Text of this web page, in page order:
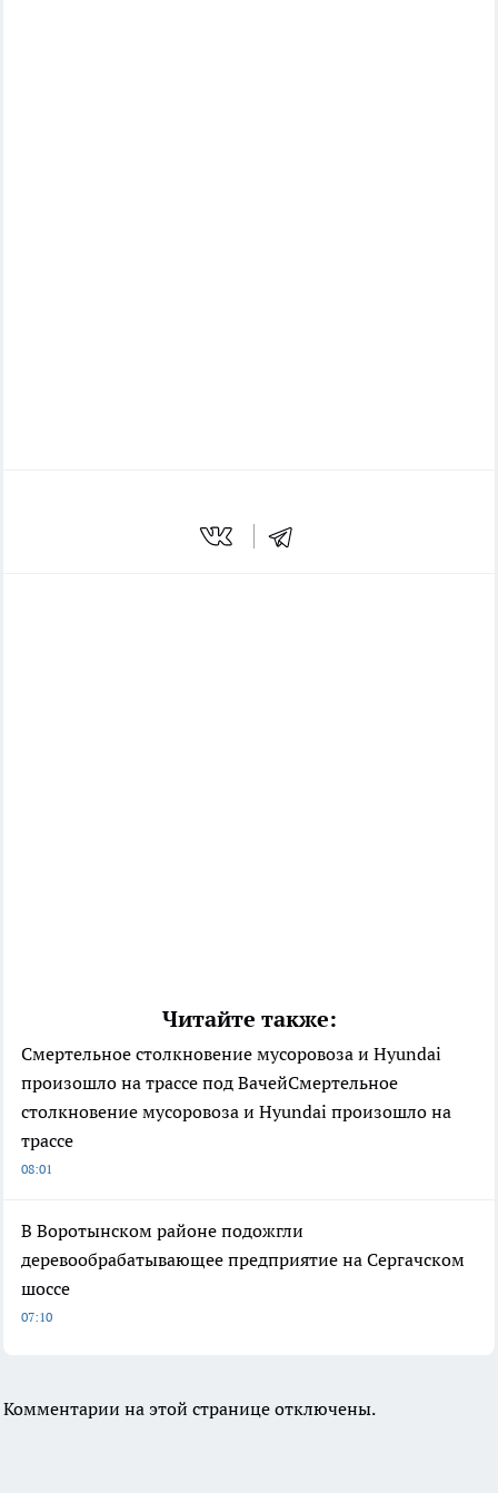
Читайте также:
Смертельное столкновение мусоровоза и Hyundai
произошло на трассе под ВачейСмертельное
столкновение мусоровоза и Hyundai произошло на
трассе
08:01
В Воротынском районе подожгли
деревообрабатывающее предприятие на Сергачском
шоссе
07:10
Комментарии на этой странице отключены.